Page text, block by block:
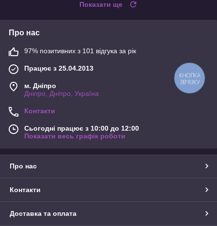
Показати ще
Про нас
97% позитивних з 101 відгука за рік
Працює з 25.04.2013
м. Дніпро
Дніпро, Дніпро, Україна
Контакти
Сьогодні працює з 10:00 до 12:00
Показати весь графік роботи
Про нас
Контакти
Доставка та оплата
КНОПКА
ЗВ'ЯЗКУ